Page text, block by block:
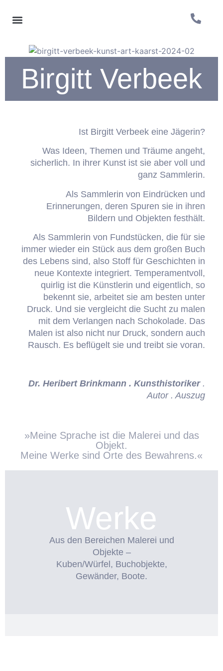
Birgitt Verbeek
Ist Birgitt Verbeek eine Jägerin?
Was Ideen, Themen und Träume angeht,
sicherlich. In ihrer Kunst ist sie aber voll und
ganz Sammlerin.
Als Sammlerin von Eindrücken und
Erinnerungen, deren Spuren sie in ihren
Bildern und Objekten festhält.
Als Sammlerin von Fundstücken, die für sie
immer wieder ein Stück aus dem großen Buch
des Lebens sind, also Stoff für Geschichten in
neue Kontexte integriert. Temperamentvoll,
quirlig ist die Künstlerin und eigentlich, so
bekennt sie, arbeitet sie am besten unter
Druck. Und sie vergleicht die Sucht zu malen
mit dem Verlangen nach Schokolade. Das
Malen ist also nicht nur Druck, sondern auch
Rausch. Es beflügelt sie und treibt sie voran.
Dr. Heribert Brinkmann . Kunsthistoriker.
Autor . Auszug
»Meine Sprache ist die Malerei und das
Objekt.
Meine Werke sind Orte des Bewahrens.«
Werke
Aus den Bereichen Malerei und
Objekte –
Kuben/Würfel, Buchobjekte,
Gewänder, Boote.